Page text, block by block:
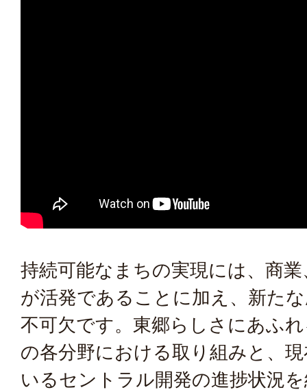
持続可能なまちの実現には、商
が活発であることに加え、新た
不可欠です。東郷らしさにあふ
の各分野における取り組みと、
いるセントラル開発の進捗状況